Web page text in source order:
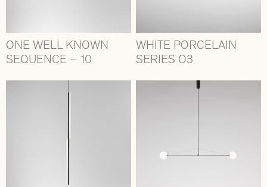
ONE WELL KNOWN
SEQUENCE – 10
WHITE PORCELAIN
SERIES O3